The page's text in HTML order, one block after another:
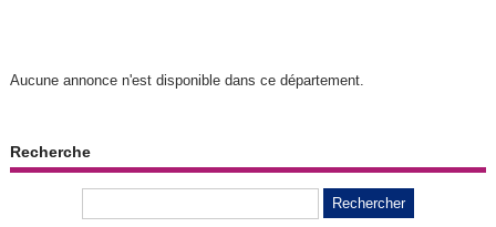
Aucune annonce n'est disponible dans ce département.
Recherche